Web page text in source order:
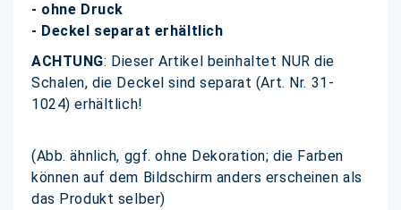
- ohne Druck
- Deckel separat erhältlich
ACHTUNG: Dieser Artikel beinhaltet NUR die
Schalen, die Deckel sind separat (Art. Nr. 31-
1024) erhältlich!
(Abb. ähnlich, ggf. ohne Dekoration; die Farben
können auf dem Bildschirm anders erscheinen als
das Produkt selber)